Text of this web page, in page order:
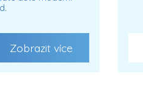
Zobrazit více